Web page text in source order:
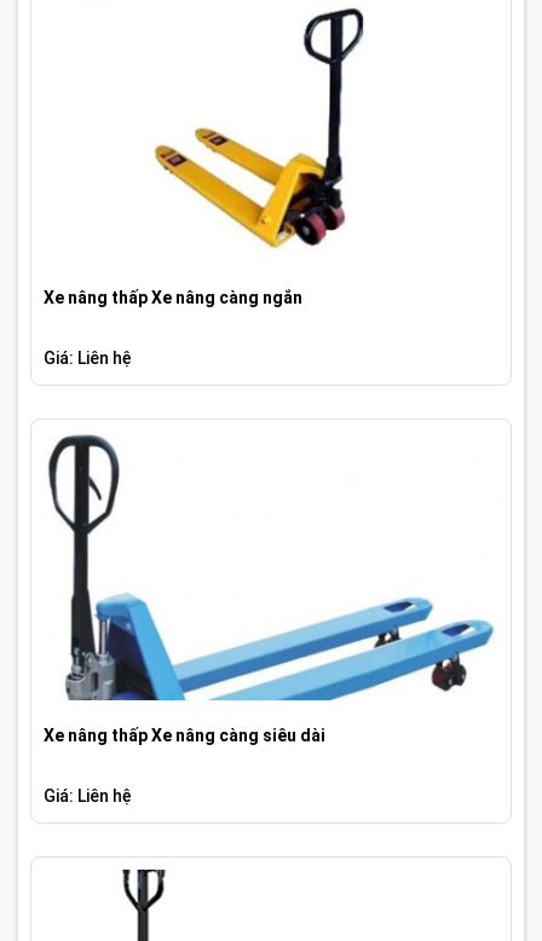
Xe nâng thấp Xe nâng càng ngắn
Giá: Liên hệ
Xe nâng thấp Xe nâng càng siêu dài
Giá: Liên hệ